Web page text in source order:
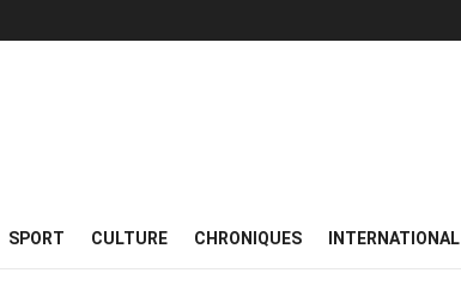
SPORT CULTURE CHRONIQUES INTERNATIONAL